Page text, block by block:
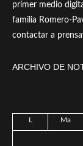
primer medio
familia Romero-
contactar a
ARCHIVO DE
L Ma